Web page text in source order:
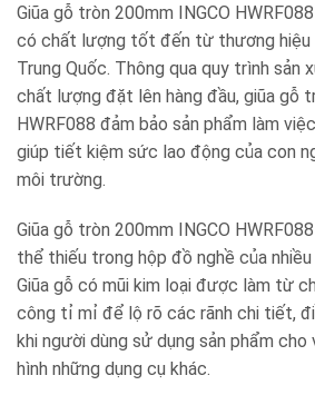
Giũa gỗ tròn 200mm INGCO HWRF088
có chất lượng tốt đến từ thương hiệu
Trung Quốc. Thông qua quy trình sản
chất lượng đặt lên hàng đầu, giũa gỗ
HWRF088 đảm bảo sản phẩm làm
giúp tiết kiệm sức lao động của con
môi trường.
Giũa gỗ tròn 200mm INGCO
thể thiếu trong hộp đồ nghề của
Giũa gỗ có mũi kim loại được làm từ
công tỉ mỉ để lộ rõ các rãnh chi tiết,
khi người dùng sử dụng sản phẩm
hình những dụng cụ khác.